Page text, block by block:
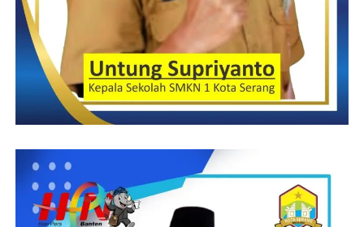
Post Views: